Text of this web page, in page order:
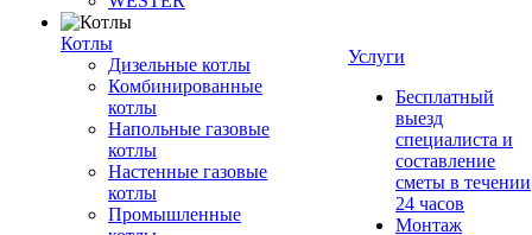
Котлы
Дизельные котлы
Комбинированные
котлы
Напольные газовые
котлы
Настенные газовые
котлы
Промышленные
Услуги
Бесплатный
выезд
специалиста и
составление
сметы в течении
24 часов
Монтаж